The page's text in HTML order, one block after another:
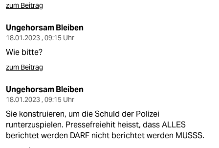
zum Beitrag
Ungehorsam Bleiben
18.01.2023 , 09:15 Uhr
Wie bitte?
zum Beitrag
Ungehorsam Bleiben
18.01.2023 , 09:15 Uhr
Sie konstruieren, um die Schuld der Polizei
runterzuspielen. Pressefreiehit heisst, dass ALLES
berichtet werden DARF nicht berichtet werden MUSSS.